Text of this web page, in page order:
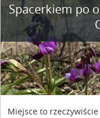
Spacerkiem po
Miejsce to